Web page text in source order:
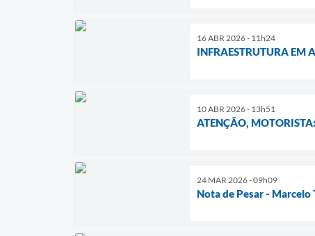
16 ABR 2026 - 11h24
INFRAESTRUTURA EM
10 ABR 2026 - 13h51
ATENÇÃO,
24 MAR 2026 - 09h09
Nota de Pesar -